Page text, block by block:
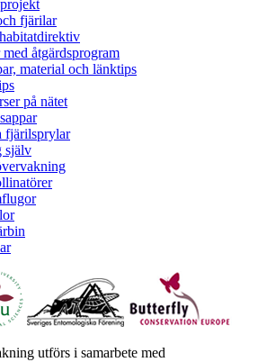
fjärilar
åtgärdsprogram
material och länktips
på nätet
fjärilsprylar
själv
utförs i samarbete med